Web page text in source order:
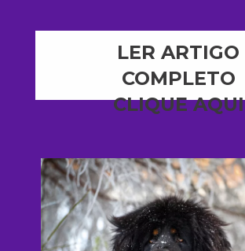
LER ARTIGO
COMPLETO
CLIQUE AQUI